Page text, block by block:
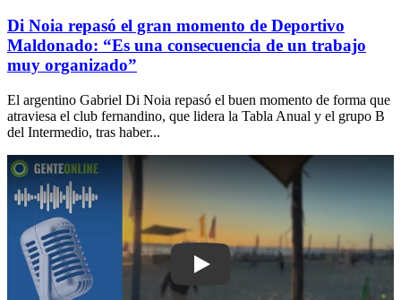
Di Noia repasó el gran momento de Deportivo
Maldonado: “Es una consecuencia de un trabajo
muy organizado”
El argentino Gabriel Di Noia repasó el buen momento de forma que
atraviesa el club fernandino, que lidera la Tabla Anual y el grupo B
del Intermedio, tras haber...
Play: Director del Hemocentro aclara